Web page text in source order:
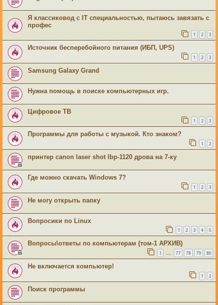
Я классиковод с IT специальностью, пытаюсь завязать с
профес
1 2 3
Источник бесперебойного питания (ИБП, UPS)
1 2 3
Samsung Galaxy Grand
Нужна помощь в поиске компьютерных игр.
Цифровое ТВ
1 2 3
Программы для работы с музыкой. Кто знаком?
1 2
принтер canon laser shot lbp-1120 дрова на 7-ку
Где можно скачать Windows 7?
1 2 3
Не могу открыть папку
Вопросики по Linux
1 2 3 4 5
Вопросы\ответы по компьютерам (том-1 АРХИВ)
1 … 77 78 79 80
Не включается компьютер!
1 2
Поиск программы